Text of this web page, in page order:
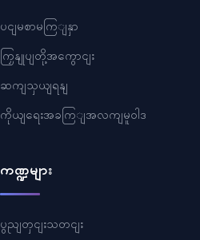
ပငျမစာမကြျနှာ
ကြှနျုပျတို့အကွောငျး
ဆကျသှယျရနျ
ကိုယျရေးအခကြျအလကျမူဝါဒ
ကဏ္ဍများ
ပွညျတှငျးသတငျး